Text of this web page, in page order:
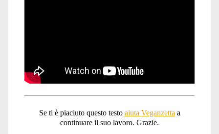
Se ti è piaciuto questo testo aiuta Veganzetta a
continuare il suo lavoro. Grazie.